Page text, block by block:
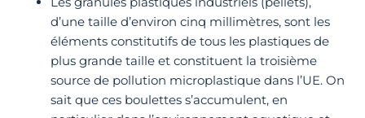
d’une taille d’environ cinq millimètres, sont les
éléments constitutifs de tous les plastiques de
plus grande taille et constituent la troisième
source de pollution microplastique dans l’UE. On
sait que ces boulettes s’accumulent, en